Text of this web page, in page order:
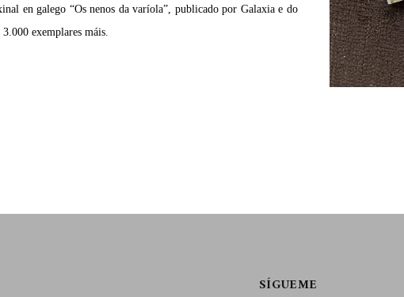
en galego “Os nenos da varíola”, publicado por Galaxia e do
exemplares máis.
SÍGUEME